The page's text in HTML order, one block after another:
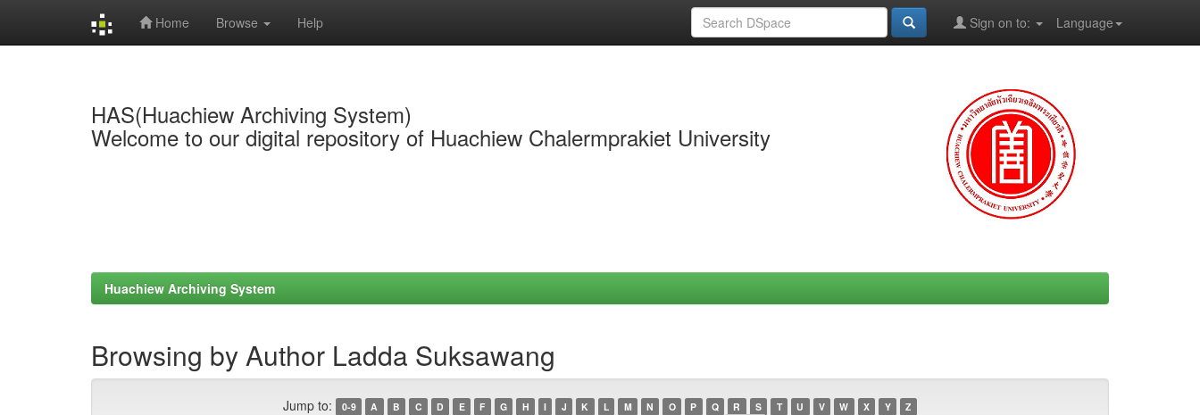
Home Browse Help Language
Sign on to:
HAS(Huachiew Archiving System)
Welcome to our digital repository of Huachiew Chalermprakiet University
Huachiew Archiving System
Browsing by Author Ladda Suksawang
Jump to: 0-9 A B C D E F G H I J K L M N O P Q R S T U V W X Y Z